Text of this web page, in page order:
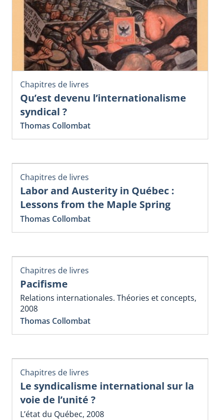
Chapitres de livres
Qu’est devenu l’internationalisme
syndical ?
Thomas Collombat
Chapitres de livres
Labor and Austerity in Québec :
Lessons from the Maple Spring
Thomas Collombat
Chapitres de livres
Pacifisme
Relations internationales. Théories et concepts,
2008
Thomas Collombat
Chapitres de livres
Le syndicalisme international sur la
voie de l’unité ?
L’état du Québec, 2008